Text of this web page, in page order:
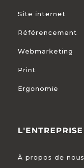
Site internet
Référencement
Webmarketing
Print
Ergonomie
L'ENTREPRISE
À propos de nous